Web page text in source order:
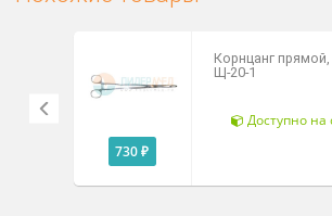
Похожие товары